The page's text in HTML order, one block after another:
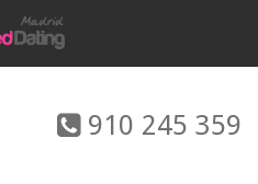
910 245 359